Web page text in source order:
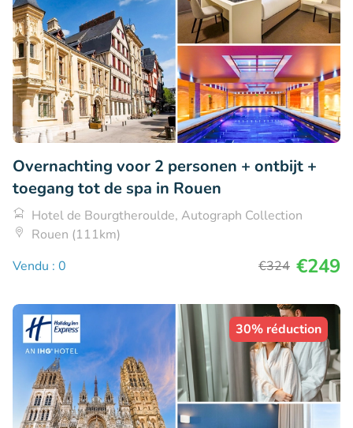
Overnachting voor 2 personen + ontbijt +
toegang tot de spa in Rouen
Hotel de Bourgtheroulde, Autograph Collection
Rouen (111km)
Vendu : 0
€324 €249
30% réduction